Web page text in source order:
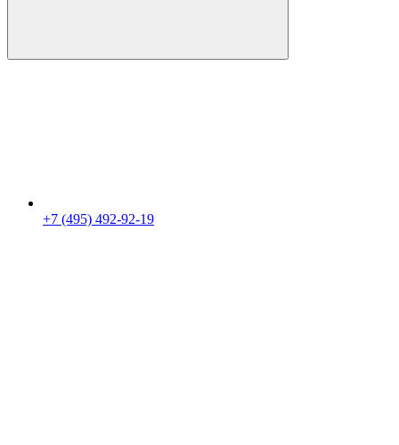
+7 (495) 492-92-19